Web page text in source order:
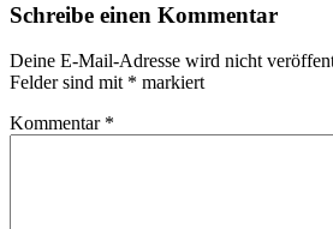
Schreibe einen Kommentar
Deine E-Mail-Adresse wird nicht
Felder sind mit * markiert
Kommentar *